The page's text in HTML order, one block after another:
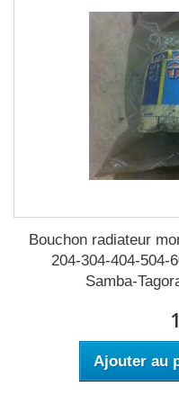
Bouchon radiateur
204-304-404-504-
Samba-
Ajouter au